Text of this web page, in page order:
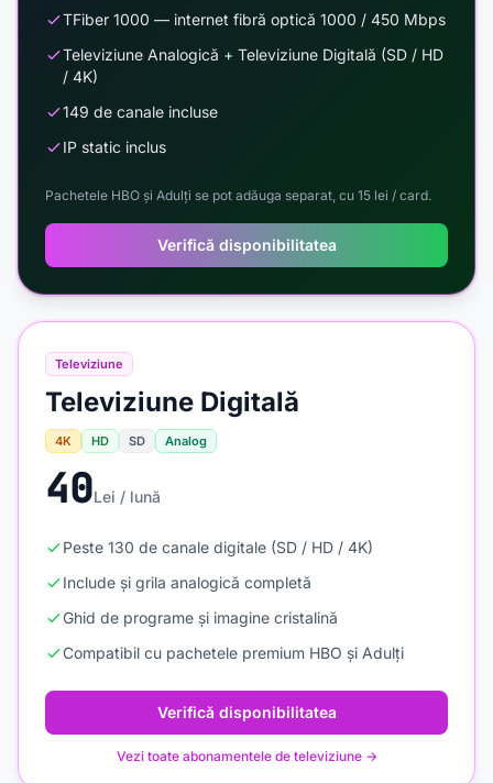
Televiziune
Televiziune Digitală
4K HD SD Analog
40Lei / lună
Peste 130 de canale digitale (SD / HD / 4K)
Include și grila analogică completă
Ghid de programe și imagine cristalină
Compatibil cu pachetele premium HBO și Adulți
Verifică disponibilitatea
Vezi toate abonamentele de televiziune →
TFiber 1000 — internet fibră optică 1000 / 450 Mbps
Televiziune Analogică + Televiziune Digitală (SD / HD
/ 4K)
149 de canale incluse
IP static inclus
Pachetele HBO și Adulți se pot adăuga separat, cu 15 lei / card.
Verifică disponibilitatea